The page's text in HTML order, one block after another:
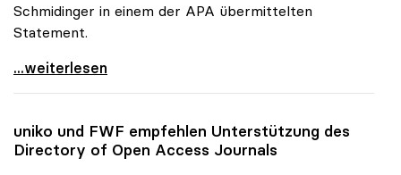
Schmidinger in einem der APA übermittelten
Statement.
uniko-Kritik an „Fleckerlteppich\" bei Uni-Zugang
...weiterlesen
uniko und FWF empfehlen Unterstützung des
Directory of Open Access Journals